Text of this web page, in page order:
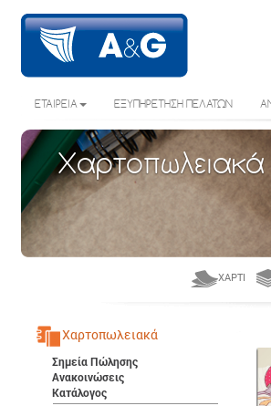
ΕΤΑΙΡΕΙΑ ΕΞΥΠΗΡΕΤΗΣΗ ΠΕΛΑΤΩΝ
Χαρτοπωλειακά
ΧΑΡΤΊ
Χαρτοπωλειακά
Σημεία Πώλησης
Ανακοινώσεις
Κατάλογος